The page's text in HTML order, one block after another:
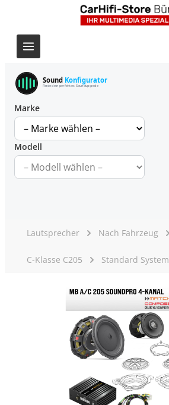
Sound Konfigurator
Finde dein perfektes Soundupgrade
Marke
Modell
Lautsprecher Nach Fahrzeug
C-Klasse C205 Standard System